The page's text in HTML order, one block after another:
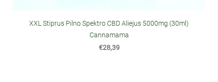
XXL Stiprus Pilno Spektro CBD Aliejus 5000mg (30ml)
Cannamama
€28,39